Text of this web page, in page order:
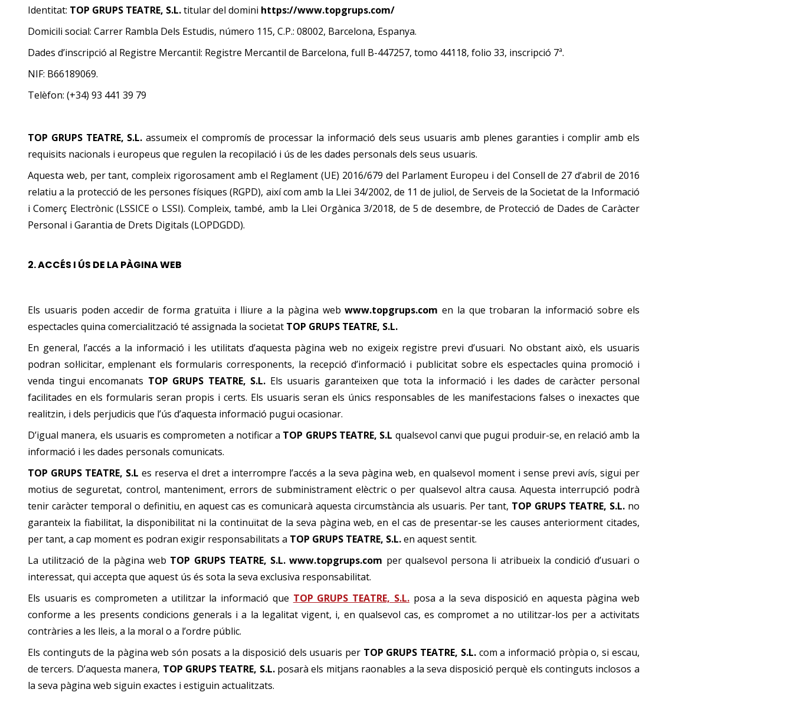
Identitat: TOP GRUPS TEATRE, S.L.titular del domini https://www.topgrups.com/
Domicili social: Carrer Rambla Dels Estudis, número 115, C.P.: 08002, Barcelona, Espanya.
Dades d’inscripció al Registre Mercantil: Registre Mercantil de Barcelona, full B-447257, tomo 44118, folio 33, inscripció 7ª.
NIF: B66189069.
Telèfon: (+34) 93 441 39 79
TOP GRUPS TEATRE, S.L. assumeix el compromís de processar la informació dels seus usuaris amb plenes garanties i complir amb els
requisits nacionals i europeus que regulen la recopilació i ús de les dades personals dels seus usuaris.
Aquesta web, per tant, compleix rigorosament amb el Reglament (UE) 2016/679 del Parlament Europeu i del Consell de 27 d’abril de 2016
relatiu a la protecció de les persones físiques (RGPD), així com amb la Llei 34/2002, de 11 de juliol, de Serveis de la Societat de la Informació
i Comerç Electrònic (LSSICE o LSSI). Compleix, també, amb la Llei Orgànica 3/2018, de 5 de desembre, de Protecció de Dades de Caràcter
Personal i Garantia de Drets Digitals (LOPDGDD).
2.ACCÉS I ÚS DE LA PÀGINA WEB
Els usuaris poden accedir de forma gratuïta i lliure a la pàgina webwww.topgrups.com en la que trobaran la informació sobre els
espectacles quina comercialització té assignada la societat TOP GRUPS TEATRE, S.L.
En general, l’accés a la informació i les utilitats d’aquesta pàgina web no exigeix registre previ d’usuari. No obstant això, els usuaris
podran sol·licitar, emplenant els formularis corresponents, la recepció d’informació i publicitat sobre els espectacles quina promoció i
venda tingui encomanats TOP GRUPS TEATRE, S.L. Els usuaris garanteixen que tota la informació i les dades de caràcter personal
facilitades en els formularis seran propis i certs. Els usuaris seran els únics responsables de les manifestacions falses o inexactes que
realitzin, i dels perjudicis que l’ús d’aquesta informació pugui ocasionar.
D’igual manera, els usuaris es comprometen a notificar a TOP GRUPS TEATRE, S.L qualsevol canvi que pugui produir-se, en relació amb la
informació i les dades personals comunicats.
TOP GRUPS TEATRE, S.L es reserva el dret a interrompre l’accés a la seva pàgina web, en qualsevol moment i sense previ avís, sigui per
motius de seguretat, control, manteniment, errors de subministrament elèctric o per qualsevol altra causa. Aquesta interrupció podrà
tenir caràcter temporal o definitiu, en aquest cas es comunicarà aquesta circumstància als usuaris. Per tant, TOP GRUPS TEATRE, S.L.no
garanteix la fiabilitat, la disponibilitat ni la continuïtat de la seva pàgina web, en el cas de presentar-se les causes anteriorment citades,
per tant, a cap moment es podran exigir responsabilitats a TOP GRUPS TEATRE, S.L.en aquest sentit.
La utilització de la pàgina web TOP GRUPS TEATRE, S.L. www.topgrups.com per qualsevol persona li atribueix la condició d’usuari o
interessat, qui accepta que aquest ús és sota la seva exclusiva responsabilitat.
Els usuaris es comprometen a utilitzar la informació que TOP GRUPS TEATRE, S.L.posa a la seva disposició en aquesta pàgina web
conforme a les presents condicions generals i a la legalitat vigent, i, en qualsevol cas, es compromet a no utilitzar-los per a activitats
contràries a les lleis, a la moral o a l’ordre públic.
Els continguts de la pàgina web són posats a la disposició dels usuaris per TOP GRUPS TEATRE, S.L.com a informació pròpia o, si escau,
de tercers. D’aquesta manera, TOP GRUPS TEATRE, S.L.posarà els mitjans raonables a la seva disposició perquè els continguts inclosos a
la seva pàgina web siguin exactes i estiguin actualitzats.